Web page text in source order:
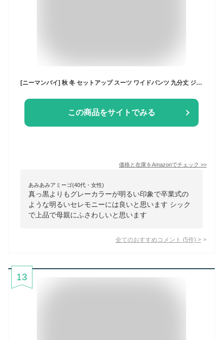
[ニーマンバイ] 秋 冬 セットアップ スーツ ワイドパンツ 九分丈 ジャケット 無地 通勤 フォーマル 2点セット ボトムス ビジネス 喪服セット お受験スーツ 入園式 入学式スーツ 卒業スーツ アンサンブル セレモニースーツ 入園 上品 卒業式 セレモニー ファッション クラシカル キレイメ 母親 ロング ドレス パンツ パンツスーツ 着痩せ きれいめ セット グレー M
この商品をサイトでみる
価格と在庫をAmazonでチェック >>
あみあみアミーゴ(40代・女性)
真っ黒よりもグレーカラーが明るい印象で卒業式の
ような明るいセレモニーには良いと思います シック
で上品で母親にふさわしいと思います
全てのおすすめコメント (5件) >
13